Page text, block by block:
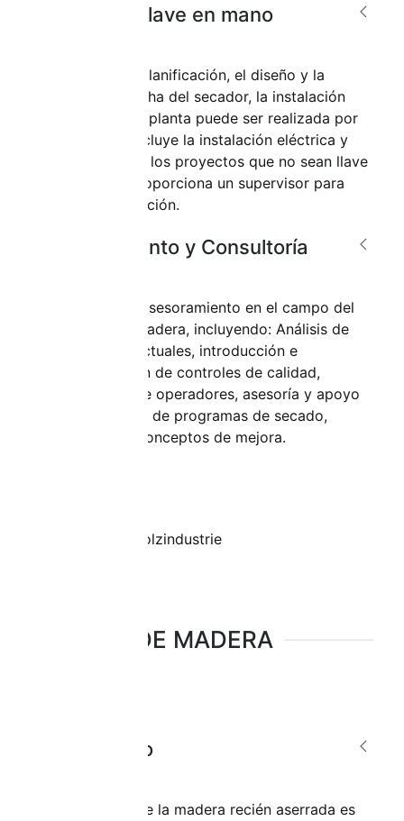
Proyectos llave en mano
Además de la planificación, el diseño y la
puesta en marcha del secador, la instalación
completa de la planta puede ser realizada por
Mahild. Esto incluye la instalación eléctrica y
mecánica. Para los proyectos que no sean llave
en mano, se proporciona un supervisor para
dirigir la instalación.
Entrenamiento y Consultoría
Mahild ofrece asesoramiento en el campo del
secado de la madera, incluyendo: Análisis de
los procesos actuales, introducción e
implementación de controles de calidad,
capacitación de operadores, asesoría y apoyo
en el desarrollo de programas de secado,
desarrollo de conceptos de mejora.
SECADO DE MADERA
Pre-secado
El presecado de la madera recién aserrada es